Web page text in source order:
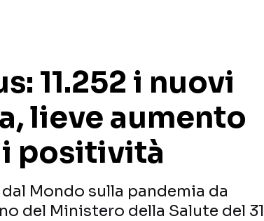
11.252 i nuovi
lieve aumento
positività
Mondo sulla pandemia da
del Ministero della Salute del 31